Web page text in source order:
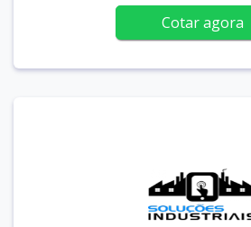
Cotar agora